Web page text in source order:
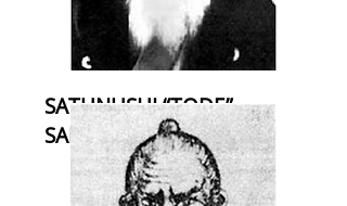
SATUNUSHI “TODE”
SAKUGAWA